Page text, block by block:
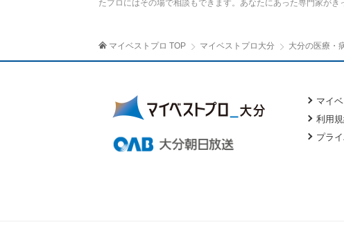
たプロにはその場で相談もできます。あなたにあった専門家が
マイベストプロ TOP マイベストプロ大分 大分の医療・
マイ
利用
プラ